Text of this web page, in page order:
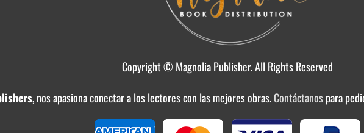
Copyright © Magnolia Publisher. All Rights Reserved
, nos apasiona conectar a los lectores con las mejores obras.Contáctanospara